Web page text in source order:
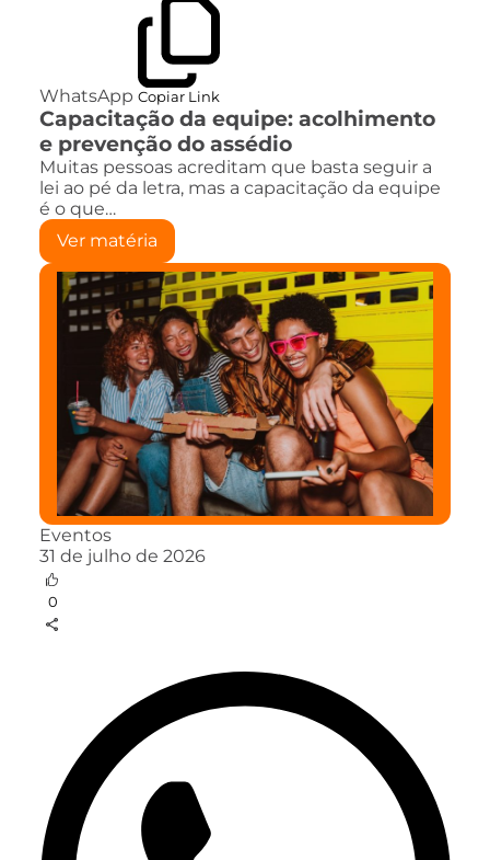
WhatsApp Copiar Link
Capacitação da equipe: acolhimento
e prevenção do assédio
Muitas pessoas acreditam que basta seguir a
lei ao pé da letra, mas a capacitação da equipe
é o que…
Ver matéria
Eventos
31 de julho de 2026
0